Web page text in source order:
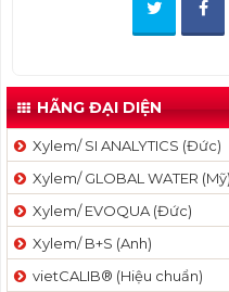
HÃNG ĐẠI DIỆN
Xylem/ SI ANALYTICS (Đức)
Xylem/ GLOBAL WATER (Mỹ)
Xylem/ EVOQUA (Đức)
Xylem/ B+S (Anh)
vietCALIB® (Hiệu chuẩn)